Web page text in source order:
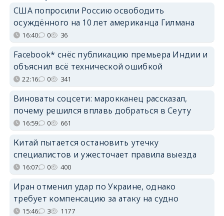
США попросили Россию освободить
осуждённого на 10 лет американца Гилмана
16:40 0 36
Facebook* снёс публикацию премьера Индии и
объяснил всё технической ошибкой
22:16 0 341
Виноваты соцсети: марокканец рассказал,
почему решился вплавь добраться в Сеуту
16:59 0 661
Китай пытается остановить утечку
специалистов и ужесточает правила выезда
16:07 0 400
Иран отменил удар по Украине, однако
требует компенсацию за атаку на судно
15:46 3 1177